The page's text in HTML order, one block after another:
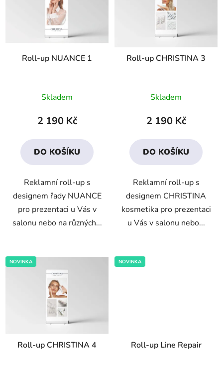
Roll-up NUANCE 1
hodnocení
produktu
5,0
z
hvězdiček.
Skladem
2 190 Kč
DO KOŠÍKU
Reklamní roll-up s
designem řady NUANCE
pro prezentaci u Vás v
salonu nebo na různých...
Roll-up CHRISTINA 3
Skladem
2 190 Kč
DO KOŠÍKU
Reklamní roll-up s
designem CHRISTINA
kosmetika pro prezentaci
u Vás v salonu nebo...
NOVINKA
Roll-up CHRISTINA 4
NOVINKA
Roll-up Line Repair